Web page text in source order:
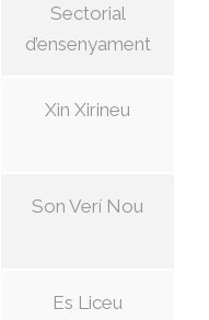
Sectorial
d’ensenyament
Xin Xirineu
Son Verí Nou
Es Liceu